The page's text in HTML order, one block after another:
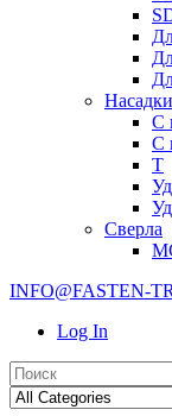
Насадки
С
С
T
Сверла
INFO@FASTEN-
Log In